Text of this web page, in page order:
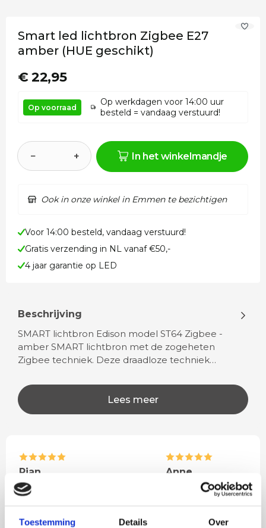
Toestemming Details Over
Smart led lichtbron Zigbee E27
amber (HUE geschikt)
€ 22,95
Op voorraad
Op werkdagen voor 14:00 uur
besteld = vandaag verstuurd!
− + In het winkelmandje
Ook in onze winkel in Emmen te bezichtigen
Voor 14:00 besteld, vandaag verstuurd!
Gratis verzending in NL vanaf €50,-
4 jaar garantie op LED
Beschrijving
SMART lichtbron Edison model ST64 Zigbee -
amber SMART lichtbron met de zogeheten
Zigbee techniek. Deze draadloze techniek…
Lees meer
Rian
Fijne site waar ik een mooie
besteld. De volgende dag
Anne
Het bestellen,
volledig naar wens.